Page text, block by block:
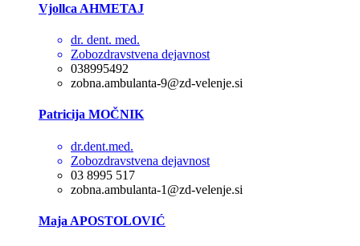
Vjollca AHMETAJ
dr. dent. med.
Zobozdravstvena dejavnost
038995492
zobna.ambulanta-9@zd-velenje.si
Patricija MOČNIK
dr.dent.med.
Zobozdravstvena dejavnost
03 8995 517
zobna.ambulanta-1@zd-velenje.si
Maja APOSTOLOVIĆ